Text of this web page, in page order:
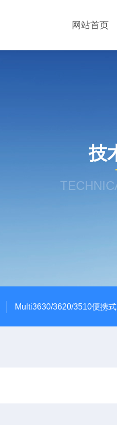
网站首页
技
Multi3630/3620/3510便携